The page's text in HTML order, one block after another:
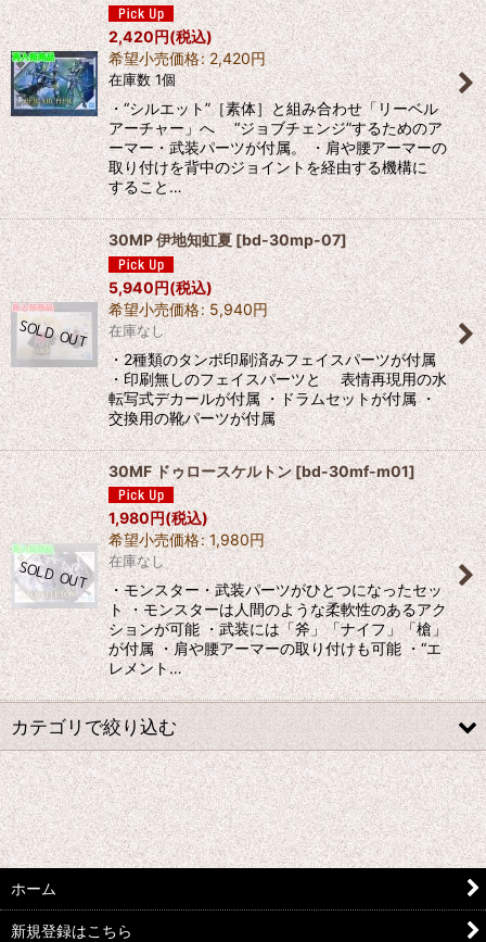
2,420円(税込)
希望小売価格: 2,420円
在庫数 1個
・“シルエット”［素体］と組み合わせ「リーベル
アーチャー」へ “ジョブチェンジ”するためのア
ーマー・武装パーツが付属。 ・肩や腰アーマーの
取り付けを背中のジョイントを経由する機構に
すること…
30MP 伊地知虹夏 [bd-30mp-07]
5,940円(税込)
希望小売価格: 5,940円
在庫なし
・2種類のタンポ印刷済みフェイスパーツが付属
・印刷無しのフェイスパーツと 表情再現用の水
転写式デカールが付属 ・ドラムセットが付属 ・
交換用の靴パーツが付属
30MF ドゥロースケルトン[bd-30mf-m01]
1,980円(税込)
希望小売価格: 1,980円
在庫なし
・モンスター・武装パーツがひとつになったセッ
ト ・モンスターは人間のような柔軟性のあるアク
ションが可能 ・武装には「斧」「ナイフ」「槍」
が付属 ・肩や腰アーマーの取り付けも可能 ・“エ
レメント…
カテゴリで絞り込む
バンダイ ３０ＭＬ (全商品)
30ＭＭ
３０MM ウェポン
３０MM エグザビークル
ホーム
新規登録はこちら